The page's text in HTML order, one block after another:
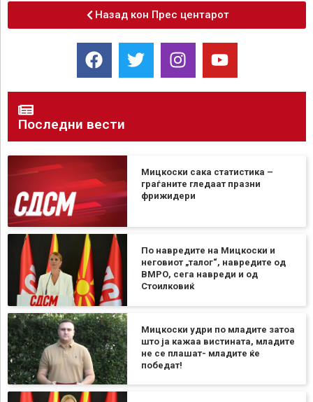
Назад кон Прес центарот
Последни вести
Мицкоски сака статистика –
граѓаните гледаат празни
фрижидери
По навредите на Мицкоски и
неговиот „талог“, навредите од
ВМРО, сега навреди и од
Стоилковиќ
Мицкоски удри по младите затоа
што ја кажаа вистината, младите
не се плашат- младите ќе
победат!